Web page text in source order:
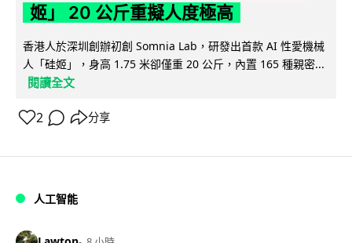
姬」 20 公斤重擬人度極高
香港人於深圳創辦初創 Somnia Lab，研發出首款 AI 性愛機械
人「硅姬」，身高 1.75 米卻僅重 20 公斤，內置 165 種親密...
閱讀全文
2 分享
人工智能